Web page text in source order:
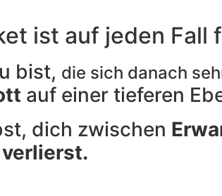
ist auf jeden Fall
bist, die sich danach
auf einer tieferen
dich zwischen
verlierst.